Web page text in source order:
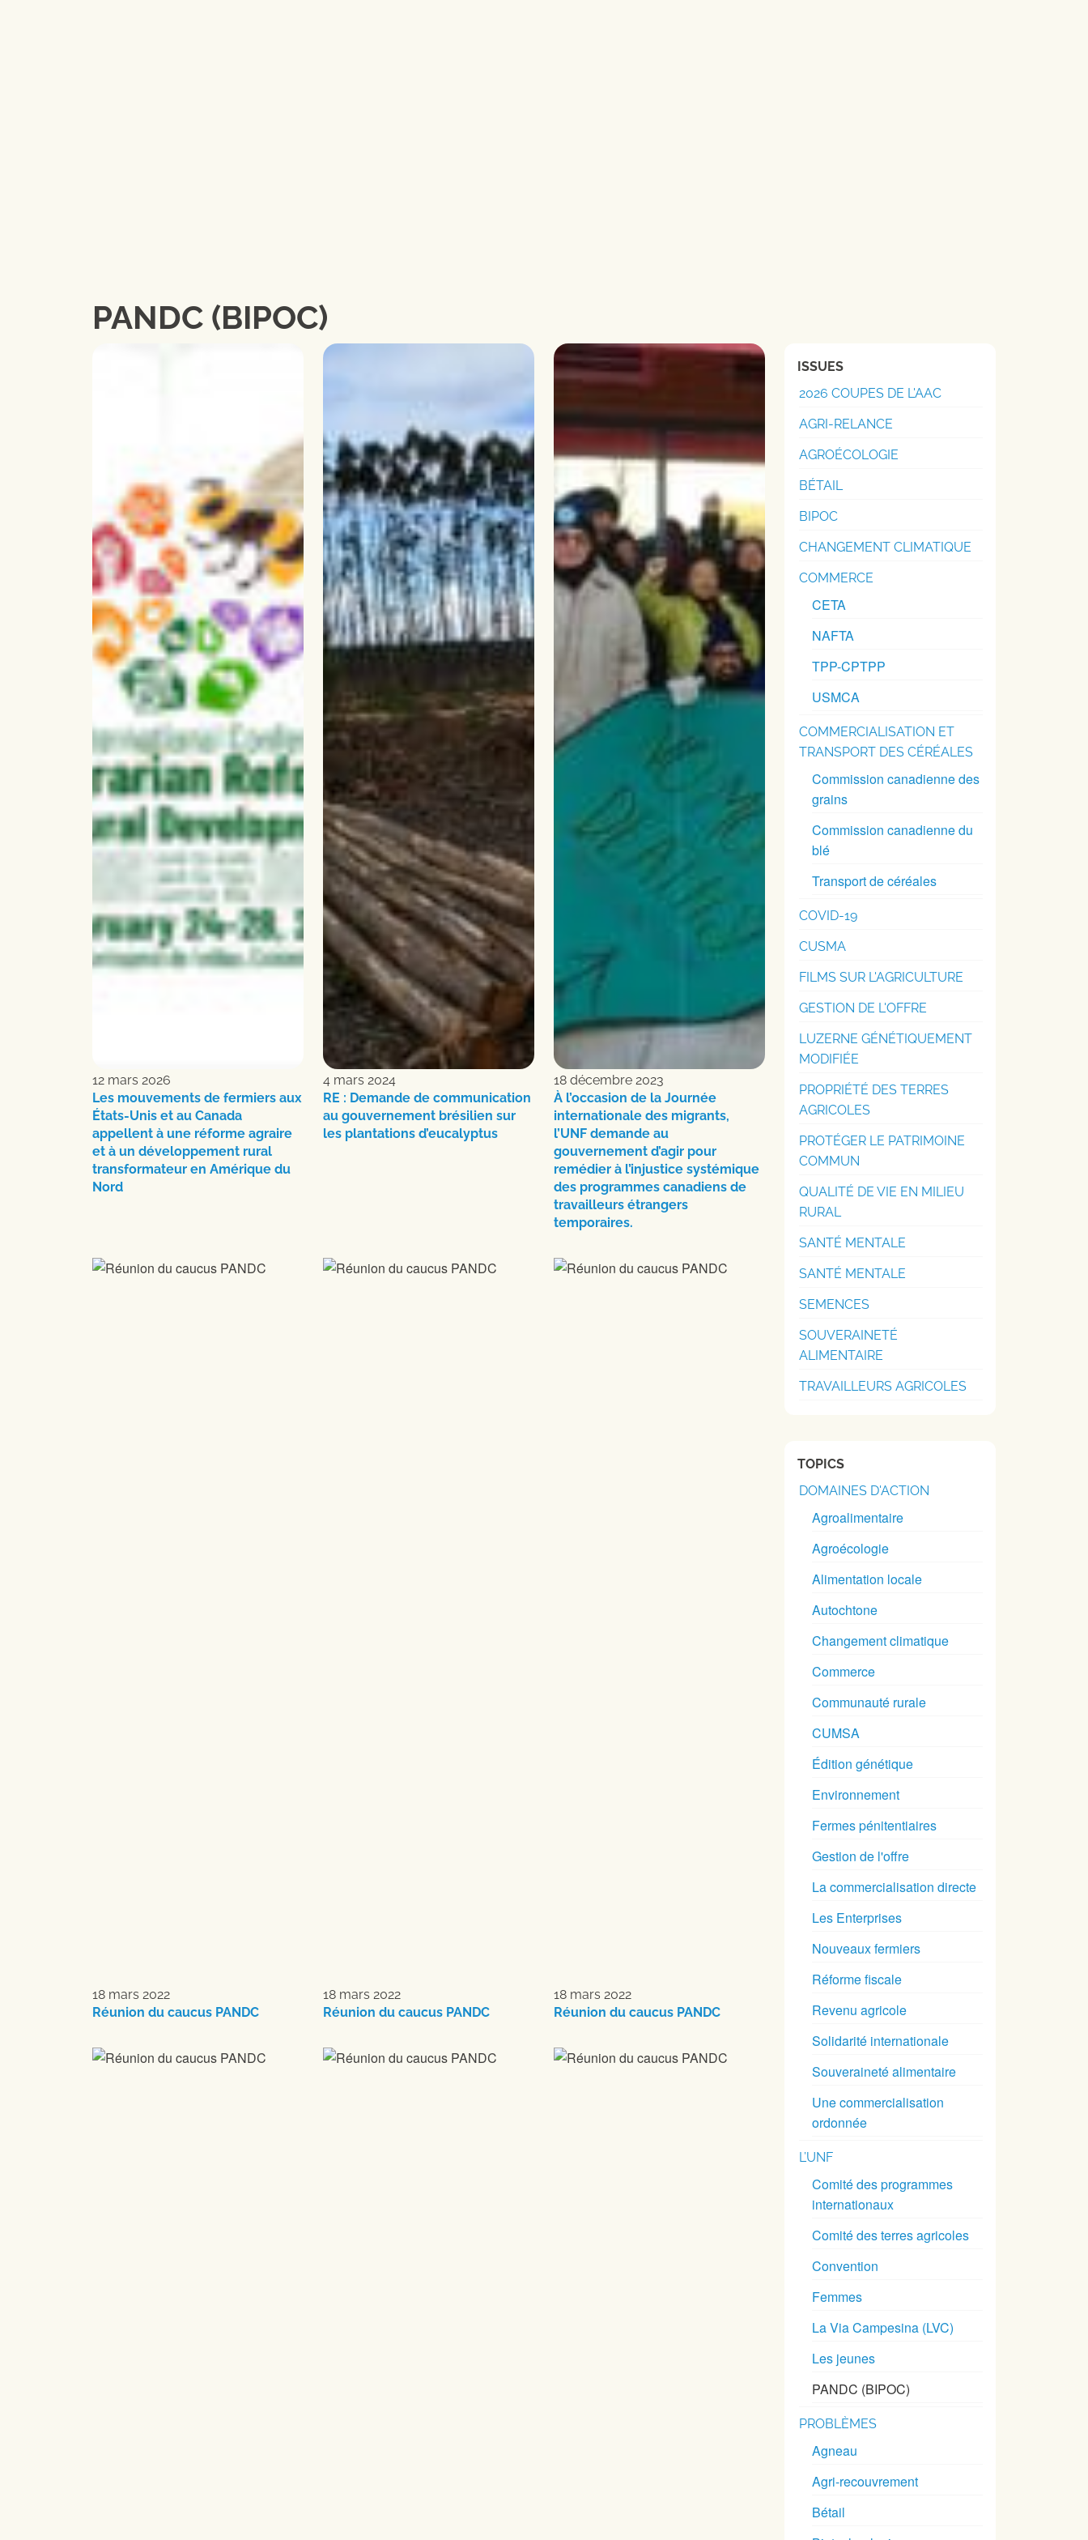
PANDC (BIPOC)
12 mars 2026
Les mouvements de fermiers aux
États-Unis et au Canada
appellent à une réforme agraire
et à un développement rural
transformateur en Amérique du
Nord
4 mars 2024
RE : Demande de communication
au gouvernement brésilien sur
les plantations d’eucalyptus
18 décembre 2023
À l’occasion de la Journée
internationale des migrants,
l’UNF demande au
gouvernement d’agir pour
remédier à l’injustice systémique
des programmes canadiens de
travailleurs étrangers
temporaires.
18 mars 2022
Réunion du caucus PANDC
18 mars 2022
Réunion du caucus PANDC
18 mars 2022
Réunion du caucus PANDC
ISSUES
2026 COUPES DE L'AAC
AGRI-RELANCE
AGROÉCOLOGIE
BÉTAIL
BIPOC
CHANGEMENT CLIMATIQUE
COMMERCE
CETA
NAFTA
TPP-CPTPP
USMCA
COMMERCIALISATION ET
TRANSPORT DES CÉRÉALES
Commission canadienne des
grains
Commission canadienne du
blé
Transport de céréales
COVID-19
CUSMA
FILMS SUR L'AGRICULTURE
GESTION DE L'OFFRE
LUZERNE GÉNÉTIQUEMENT
MODIFIÉE
PROPRIÉTÉ DES TERRES
AGRICOLES
PROTÉGER LE PATRIMOINE
COMMUN
QUALITÉ DE VIE EN MILIEU
RURAL
SANTÉ MENTALE
SANTÉ MENTALE
SEMENCES
SOUVERAINETÉ
ALIMENTAIRE
TRAVAILLEURS AGRICOLES
TOPICS
DOMAINES D'ACTION
Agroalimentaire
Agroécologie
Alimentation locale
Autochtone
Changement climatique
Commerce
Communauté rurale
CUMSA
Édition génétique
Environnement
Fermes pénitentiaires
Gestion de l'offre
La commercialisation directe
Les Enterprises
Nouveaux fermiers
Réforme fiscale
Revenu agricole
Solidarité internationale
Souveraineté alimentaire
Une commercialisation
ordonnée
L’UNF
Comité des programmes
internationaux
Comité des terres agricoles
Convention
Femmes
La Via Campesina (LVC)
Les jeunes
PANDC (BIPOC)
PROBLÈMES
Agneau
Agri-recouvrement
Bétail